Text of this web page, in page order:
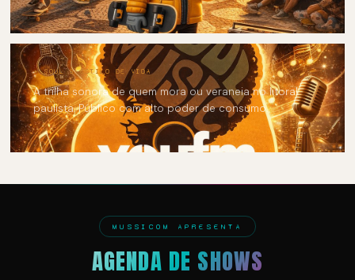
✦ SOUL & ESTILO DE VIDA
A trilha sonora de quem mora ou veraneia no litoral
paulista. Público com alto poder de consumo.
MUSSICOM APRESENTA
AGENDA DE SHOWS